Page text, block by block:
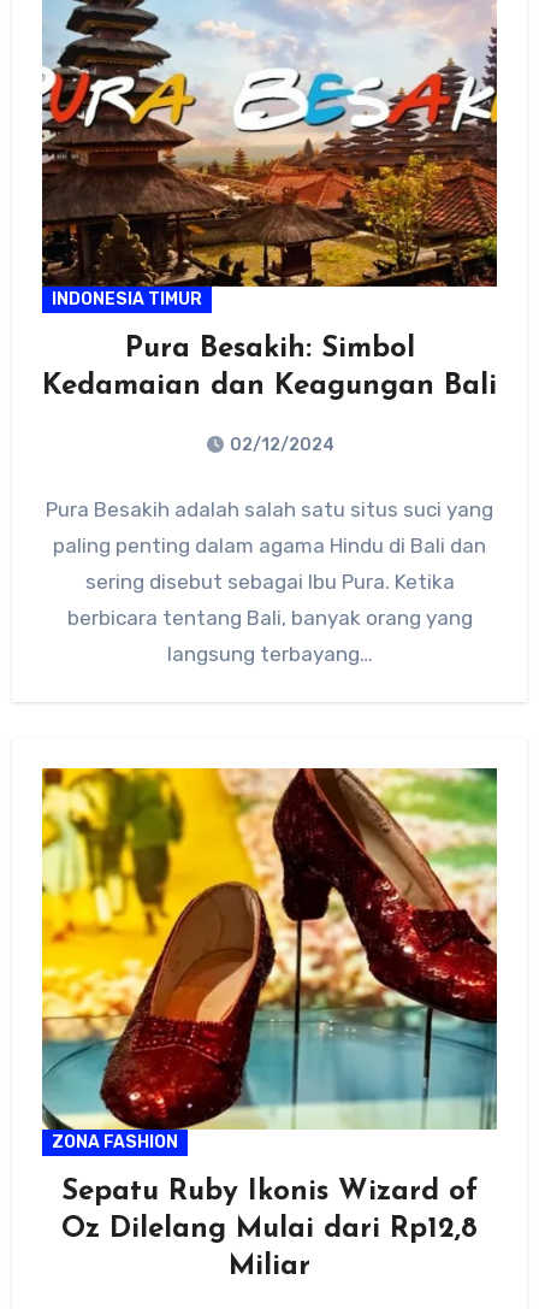
INDONESIA TIMUR
Pura Besakih: Simbol
Kedamaian dan Keagungan Bali
02/12/2024
Comments
Pura Besakih adalah salah satu situs suci yang
paling penting dalam agama Hindu di Bali dan
sering disebut sebagai Ibu Pura. Ketika
berbicara tentang Bali, banyak orang yang
langsung terbayang…
ZONA FASHION
Sepatu Ruby Ikonis Wizard of
Oz Dilelang Mulai dari Rp12,8
Miliar